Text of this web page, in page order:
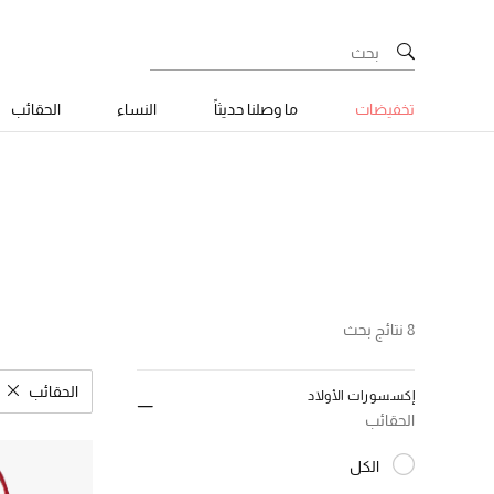
تخفيضات ما وصلنا حديثاً النساء الحقائب
8 نتائج بحث
إكسسورات الأولاد
الحقائب
الكل
الحقائب
مسح